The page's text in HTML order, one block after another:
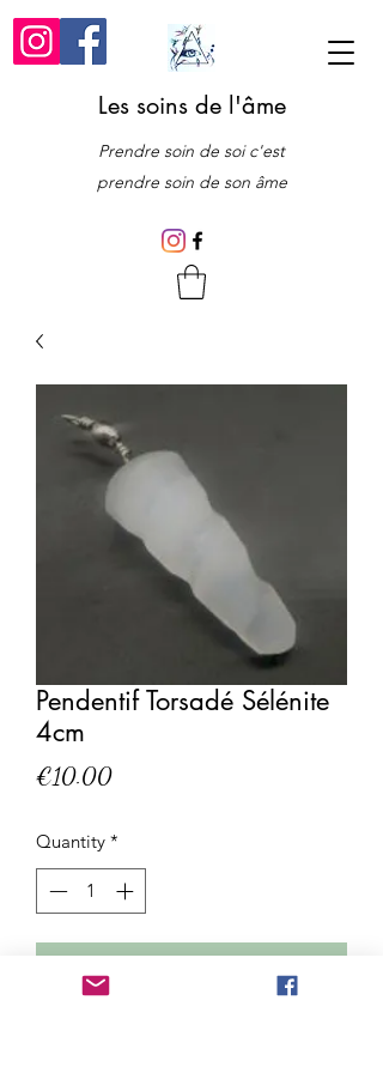
Les soins de l'âme
Prendre soin de soi c'est
prendre soin de son âme
Pendentif Torsadé Sélénite
4cm
€10.00Price
Quantity *